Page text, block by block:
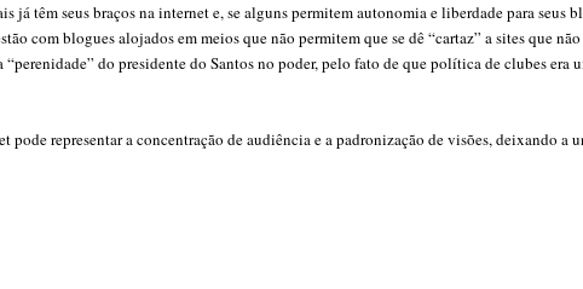
têm seus braços na internet e, se alguns permitem autonomia e liberdade para seus
com blogues alojados em meios que não permitem que se dê “cartaz” a sites que
“perenidade” do presidente do Santos no poder, pelo fato de que política de clubes era
representar a concentração de audiência e a padronização de visões, deixando a